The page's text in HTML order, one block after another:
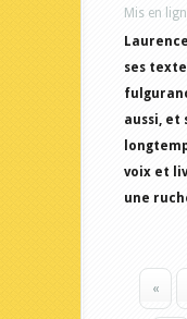
Mis en
ses
aussi, et
voix et
une
«